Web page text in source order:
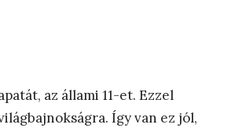
az állami 11-et. Ezzel
Így van ez jól,